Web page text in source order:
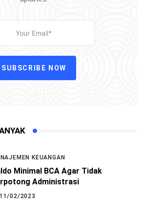
SUBSCRIBE NOW
KEUANGAN
Minimal BCA Agar Tidak
Administrasi
11/02/2023